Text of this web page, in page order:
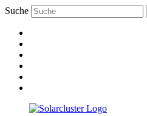
Suche